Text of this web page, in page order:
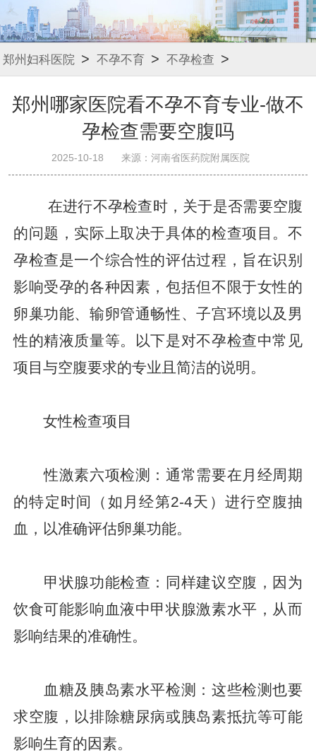
郑州妇科医院 > 不孕不育 > 不孕检查 >
郑州哪家医院看不孕不育专业-做不
孕检查需要空腹吗
2025-10-18 来源：河南省医药院附属医院
在进行不孕检查时，关于是否需要空腹
的问题，实际上取决于具体的检查项目。不
孕检查是一个综合性的评估过程，旨在识别
影响受孕的各种因素，包括但不限于女性的
卵巢功能、输卵管通畅性、子宫环境以及男
性的精液质量等。以下是对不孕检查中常见
项目与空腹要求的专业且简洁的说明。
女性检查项目
性激素六项检测：通常需要在月经周期
的特定时间（如月经第2-4天）进行空腹抽
血，以准确评估卵巢功能。
甲状腺功能检查：同样建议空腹，因为
饮食可能影响血液中甲状腺激素水平，从而
影响结果的准确性。
血糖及胰岛素水平检测：这些检测也要
求空腹，以排除糖尿病或胰岛素抵抗等可能
影响生育的因素。